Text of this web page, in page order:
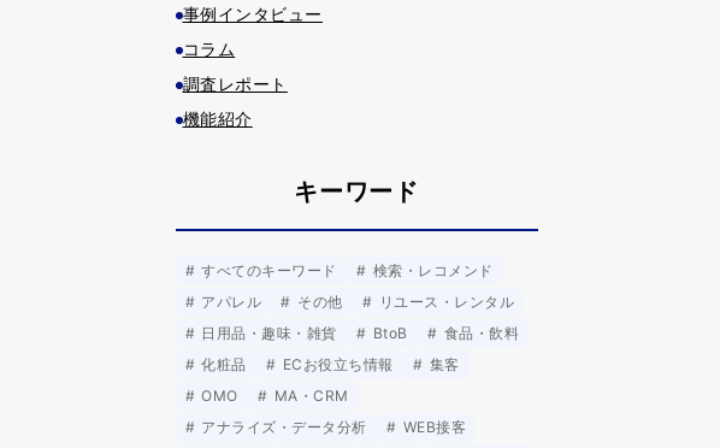
事例インタビュー
コラム
調査レポート
機能紹介
キーワード
すべてのキーワード
検索・レコメンド
アパレル
その他
リユース・レンタル
日用品・趣味・雑貨
BtoB
食品・飲料
化粧品
ECお役立ち情報
集客
OMO
MA・CRM
アナライズ・データ分析
WEB接客